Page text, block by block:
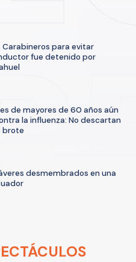
Carabineros para evitar
fue detenido por
de mayores de 60 años aún
la influenza: No descartan
brote
desmembrados en una